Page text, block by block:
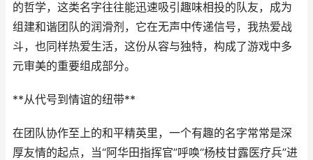
的哲学，这类名字往往能迅速吸引趣味相投的队友，成为
组建和谐团队的润滑剂，它在无声中传递信号，我热爱战
斗，也同样热爱生活，这份从容与独特，构成了游戏中多
元审美的重要组成部分。
**从代号到情谊的纽带**
在团队协作至上的和平精英里，一个有趣的名字常常是深
厚友情的起点，当“阿华田指挥官”呼唤“杨枝甘露医疗兵”进